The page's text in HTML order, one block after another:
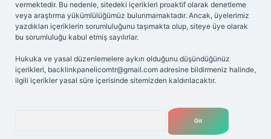
vermektedir. Bu nedenle, sitedeki içerikleri proaktif olarak denetleme
veya araştırma yükümlülüğümüz bulunmamaktadır. Ancak, üyelerimiz
yazdıkları içeriklerin sorumluluğunu taşımakta olup, siteye üye olarak
bu sorumluluğu kabul etmiş sayılırlar.
Hukuka ve yasal düzenlemelere aykırı olduğunu düşündüğünüz
içerikleri, backlinkpanelicomtr@gmail.com adresine bildirmeniz halinde,
ilgili içerikler yasal süre içerisinde sitemizden kaldırılacaktır.